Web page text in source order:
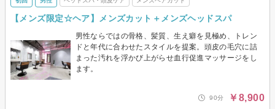
【メンズ限定☆ヘア】メンズカット＋メンズヘッドスパ
男性ならではの骨格、髪質、生え癖を見極め、トレン
ドと年代に合わせたスタイルを提案。頭皮の毛穴に詰
まった汚れを浮かび上がらせ血行促進マッサージをし
ます。
90分 ￥8,900